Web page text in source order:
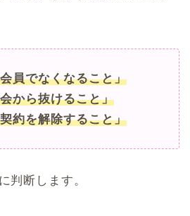
員でなくなること」
から抜けること」
約を解除すること」
判断します。